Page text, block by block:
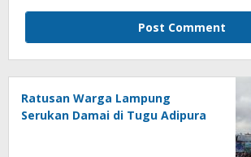
Ratusan Warga Lampung
Serukan Damai di Tugu Adipura